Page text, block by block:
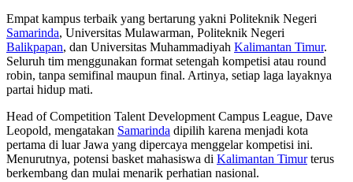
Empat kampus terbaik yang bertarung yakni Politeknik Negeri
Samarinda, Universitas Mulawarman, Politeknik Negeri
Balikpapan, dan Universitas Muhammadiyah Kalimantan Timur.
Seluruh tim menggunakan format setengah kompetisi atau round
robin, tanpa semifinal maupun final. Artinya, setiap laga layaknya
partai hidup mati.
Head of Competition Talent Development Campus League, Dave
Leopold, mengatakan Samarinda dipilih karena menjadi kota
pertama di luar Jawa yang dipercaya menggelar kompetisi ini.
Menurutnya, potensi basket mahasiswa di Kalimantan Timurterus
berkembang dan mulai menarik perhatian nasional.